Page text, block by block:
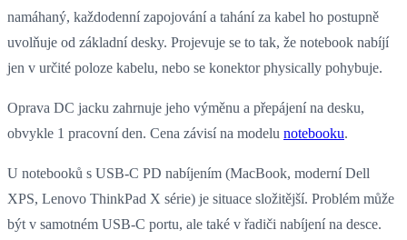
namáhaný, každodenní zapojování a tahání za kabel ho postupně
uvolňuje od základní desky. Projevuje se to tak, že notebook nabíjí
jen v určité poloze kabelu, nebo se konektor physically pohybuje.
Oprava DC jacku zahrnuje jeho výměnu a přepájení na desku,
obvykle 1 pracovní den. Cena závisí na modelu notebooku.
U notebooků s USB-C PD nabíjením (MacBook, moderní Dell
XPS, Lenovo ThinkPad X série) je situace složitější. Problém může
být v samotném USB-C portu, ale také v řadiči nabíjení na desce.